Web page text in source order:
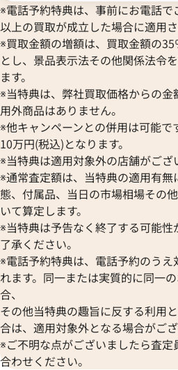
※電話予約特典は、事前にお電話
以上の買取が成立した場合に適用さ
※買取金額の増額は、買取金額の
とし、景品表示法その他関係法令
ます。
※当特典は、弊社買取価格からの
用外商品はありません。
※他キャンペーンとの併用は可能
10万円(税込)となります。
※当特典は適用対象外の店舗がござ
※通常査定額は、当特典の適用有
態、付属品、当日の市場相場その
いて算定します。
※当特典は予告なく終了する可能
了承ください。
※電話予約特典は、電話予約のう
れます。同一または実質的に同一
合、
その他当特典の趣旨に反する利用
合は、適用対象外となる場合がござ
※ご不明な点がございましたら査
合わせください。